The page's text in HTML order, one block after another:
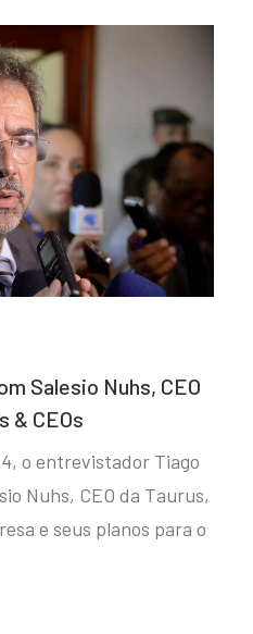
Salesio Nuhs, CEO
& CEOs
o entrevistador Tiago
Nuhs, CEO da Taurus,
e seus planos para o